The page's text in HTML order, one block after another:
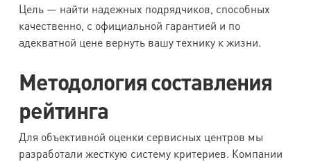
Цель — найти надежных подрядчиков, способных
качественно, с официальной гарантией и по
адекватной цене вернуть вашу технику к жизни.
Методология составления
рейтинга
Для объективной оценки сервисных центров мы
разработали жесткую систему критериев. Компании